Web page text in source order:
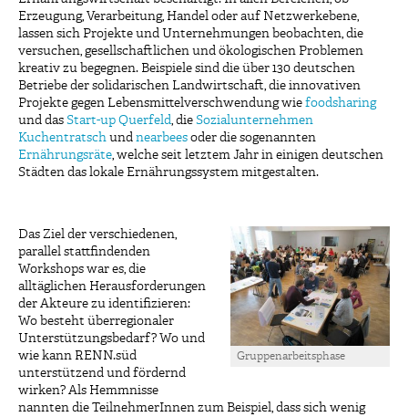
Erzeugung, Verarbeitung, Handel oder auf Netzwerkebene,
lassen sich Projekte und Unternehmungen beobachten, die
versuchen, gesellschaftlichen und ökologischen Problemen
kreativ zu begegnen. Beispiele sind die über 130 deutschen
Betriebe der solidarischen Landwirtschaft, die innovativen
Projekte gegen Lebensmittelverschwendung wie foodsharing
und das Start-up Querfeld , die Sozialunternehmen
Kuchentratsch und nearbees oder die sogenannten
Ernährungsräte , welche seit letztem Jahr in einigen deutschen
Städten das lokale Ernährungssystem mitgestalten.
Gruppenarbeitsphase
Das Ziel der verschiedenen,
parallel stattfindenden
Workshops war es, die
alltäglichen Herausforderungen
der Akteure zu identifizieren:
Wo besteht überregionaler
Unterstützungsbedarf? Wo und
wie kann RENN.süd
unterstützend und fördernd
wirken? Als Hemmnisse
nannten die TeilnehmerInnen zum Beispiel, dass sich wenig